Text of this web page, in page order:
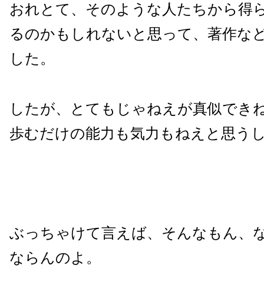
おれとて、そのような人たちから得
るのかもしれないと思って、著作な
した。
したが、とてもじゃねえが真似でき
歩むだけの能力も気力もねえと思う
ぶっちゃけて言えば、そんなもん、
ならんのよ。